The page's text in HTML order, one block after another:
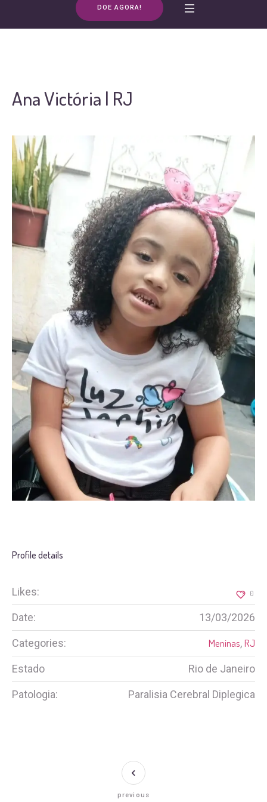
DOE AGORA!
Ana Victória | RJ
Profile details
Likes: 0
Date: 13/03/2026
Categories: Meninas,RJ
Estado Rio de Janeiro
Patologia: Paralisia Cerebral Diplegica
previous